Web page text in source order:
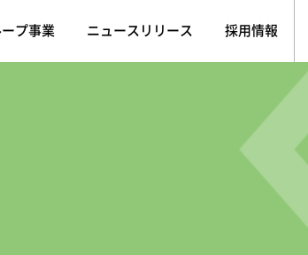
プ事業 ニュースリリース 採用情報